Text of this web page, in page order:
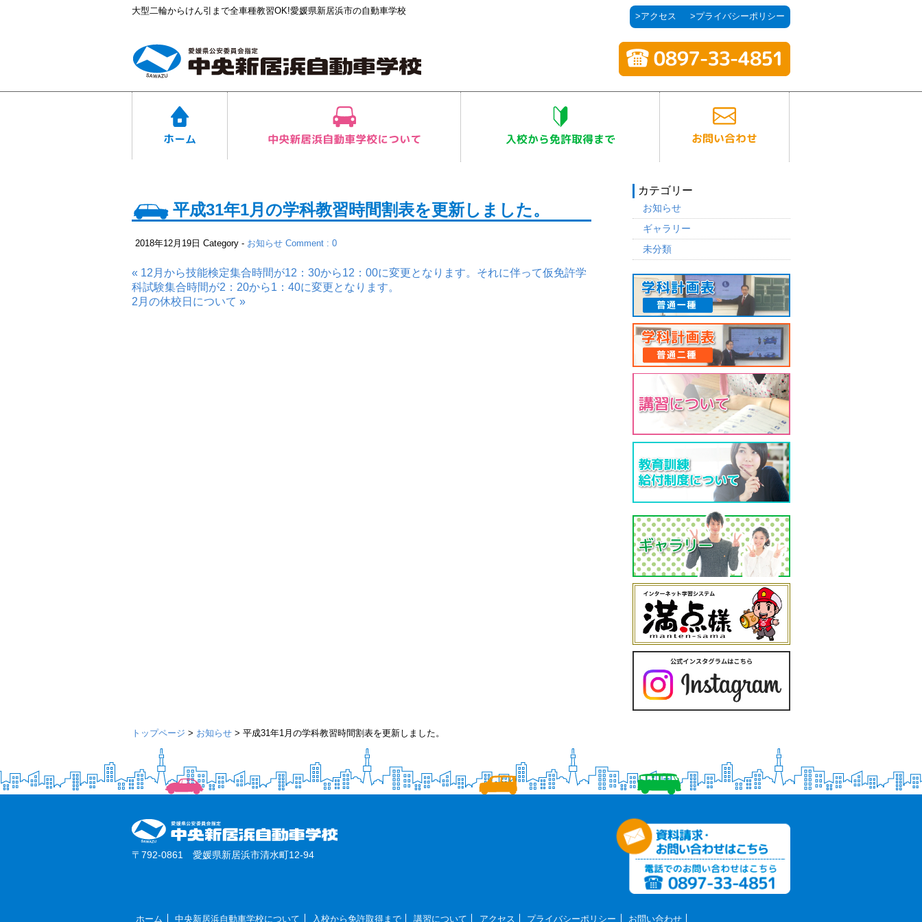
大型二輪からけん引まで全車種教習OK!愛媛県新居浜市の自動車学校
>アクセス >プライバシーポリシー
平成31年1月の学科教習時間割表を更新しました。
2018年12月19日 Category - お知らせ Comment : 0
« 12月から技能検定集合時間が12：30から12：00に変更となります。それに伴って仮免許学
科試験集合時間が2：20から1：40に変更となります。
2月の休校日について »
カテゴリー
お知らせ
ギャラリー
未分類
トップページ > お知らせ > 平成31年1月の学科教習時間割表を更新しました。
〒792-0861 愛媛県新居浜市清水町12-94
ホーム 中央新居浜自動車学校について 入校から免許取得まで 講習について アクセス プライバシーポリシー お問い合わせ